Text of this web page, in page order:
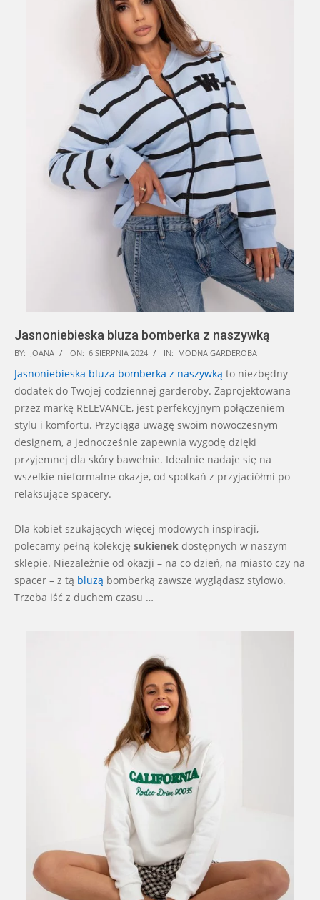
Jasnoniebieska bluza bomberka z naszywką
2024-
08-
06
BY: JOANA ON: 6 SIERPNIA 2024 IN: MODNA GARDEROBA
Jasnoniebieska bluza bomberka z naszywką to niezbędny
dodatek do Twojej codziennej garderoby. Zaprojektowana
przez markę RELEVANCE, jest perfekcyjnym połączeniem
stylu i komfortu. Przyciąga uwagę swoim nowoczesnym
designem, a jednocześnie zapewnia wygodę dzięki
przyjemnej dla skóry bawełnie. Idealnie nadaje się na
wszelkie nieformalne okazje, od spotkań z przyjaciółmi po
relaksujące spacery.
Dla kobiet szukających więcej modowych inspiracji,
polecamy pełną kolekcję sukienek dostępnych w naszym
sklepie. Niezależnie od okazji – na co dzień, na miasto czy na
spacer – z tą bluzą bomberką zawsze wyglądasz stylowo.
Trzeba iść z duchem czasu …